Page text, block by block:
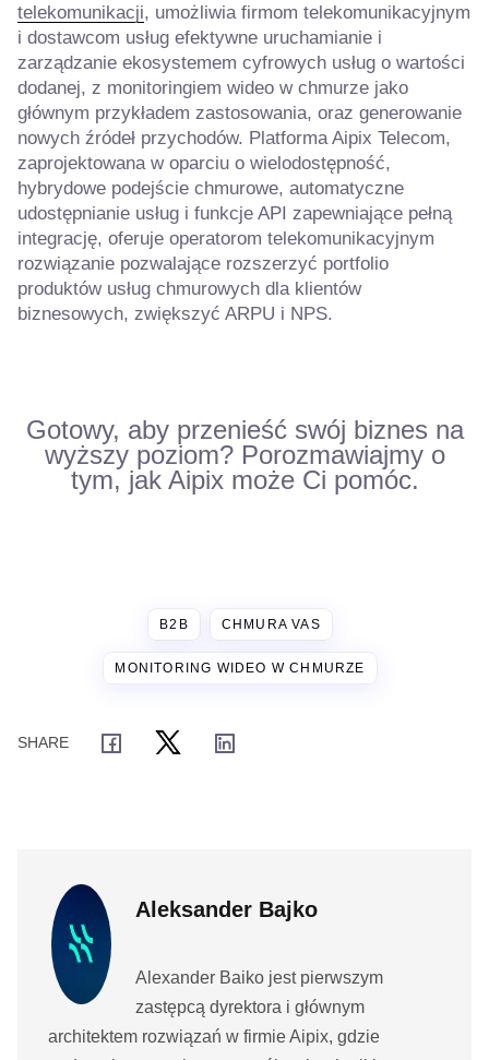
telekomunikacji, umożliwia firmom telekomunikacyjnym
i dostawcom usług efektywne uruchamianie i
zarządzanie ekosystemem cyfrowych usług o wartości
dodanej, z monitoringiem wideo w chmurze jako
głównym przykładem zastosowania, oraz generowanie
nowych źródeł przychodów. Platforma Aipix Telecom,
zaprojektowana w oparciu o wielodostępność,
hybrydowe podejście chmurowe, automatyczne
udostępnianie usług i funkcje API zapewniające pełną
integrację, oferuje operatorom telekomunikacyjnym
rozwiązanie pozwalające rozszerzyć portfolio
produktów usług chmurowych dla klientów
biznesowych, zwiększyć ARPU i NPS.
Gotowy, aby przenieść swój biznes na
wyższy poziom? Porozmawiajmy o
tym, jak Aipix może Ci pomóc.
B2B CHMURA VAS
MONITORING WIDEO W CHMURZE
Aleksander Bajko
Alexander Baiko jest pierwszym
zastępcą dyrektora i głównym
architektem rozwiązań w firmie Aipix, gdzie